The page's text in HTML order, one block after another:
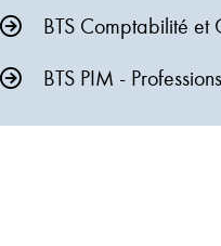
BTS Comptabilité et
BTS PIM -